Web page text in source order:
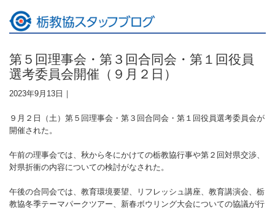
第５回理事会・第３回合同会・第１回役員
選考委員会開催（９月２日）
2023年9月13日｜
９月２日（土）第５回理事会・第３回合同会・第１回役員選考委員会が
開催された。
午前の理事会では、秋から冬にかけての栃教協行事や第２回対県交渉、
対県折衝の内容についての検討がなされた。
午後の合同会では、教育環境要望、リフレッシュ講座、教育講演会、栃
教協冬季テーマパークツアー、新春ボウリング大会についての協議が行